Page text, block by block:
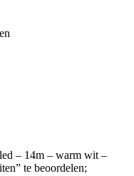
– 14m – warm wit –
te beoordelen;